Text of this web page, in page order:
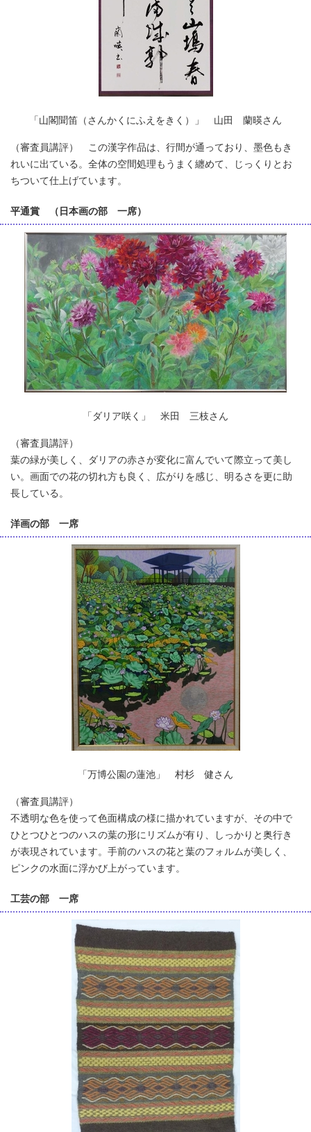
「山閣聞笛（さんかくにふえをきく）」 山田 蘭暎さん
（審査員講評） この漢字作品は、行間が通っており、墨色もき
れいに出ている。全体の空間処理もうまく纏めて、じっくりとお
ちついて仕上げています。
平通賞 （日本画の部 一席）
「ダリア咲く」 米田 三枝さん
（審査員講評）
葉の緑が美しく、ダリアの赤さが変化に富んでいて際立って美し
い。画面での花の切れ方も良く、広がりを感じ、明るさを更に助
長している。
洋画の部 一席
「万博公園の蓮池」 村杉 健さん
（審査員講評）
不透明な色を使って色面構成の様に描かれていますが、その中で
ひとつひとつのハスの葉の形にリズムが有り、しっかりと奥行き
が表現されています。手前のハスの花と葉のフォルムが美しく、
ピンクの水面に浮かび上がっています。
工芸の部 一席